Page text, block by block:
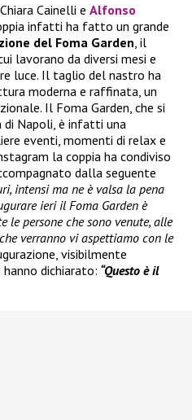
Cainelli e Alfonso
infatti ha fatto un grande
del Foma Garden , il
lavorano da diversi mesi e
luce. Il taglio del nastro ha
moderna e raffinata, un
Il Foma Garden, che si
di Napoli, è infatti una
eventi, momenti di relax e
la coppia ha condiviso
dalla seguente
intensi ma ne è valsa la pena
ieri il Foma Garden è
le persone che sono venute, alle
verranno vi aspettiamo con le
visibilmente
dichiarato: “Questo è il